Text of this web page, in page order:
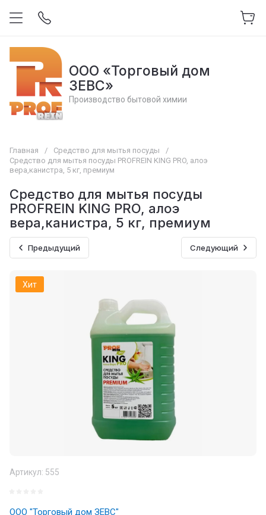
ООО «Торговый дом
ЗЕВС»
Производство бытовой химии
Главная / Средство для мытья посуды
/
Средство для мытья посуды PROFREIN KING PRO, алоэ
вера,канистра, 5 кг, премиум
Средство для мытья посуды
PROFREIN KING PRO, алоэ
вера,канистра, 5 кг, премиум
Предыдущий Следующий
Хит
Артикул: 555
ООО "Торговый дом ЗЕВС"